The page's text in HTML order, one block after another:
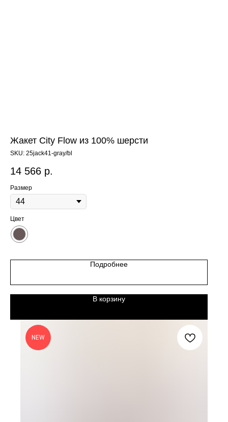
Жакет City Flow из 100% шерсти
SKU: 25jack41-gray/bl
14 566 р.
Размер
Цвет
Подробнее
В корзину
NEW